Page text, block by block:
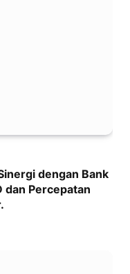
dengan Bank
dan Percepatan